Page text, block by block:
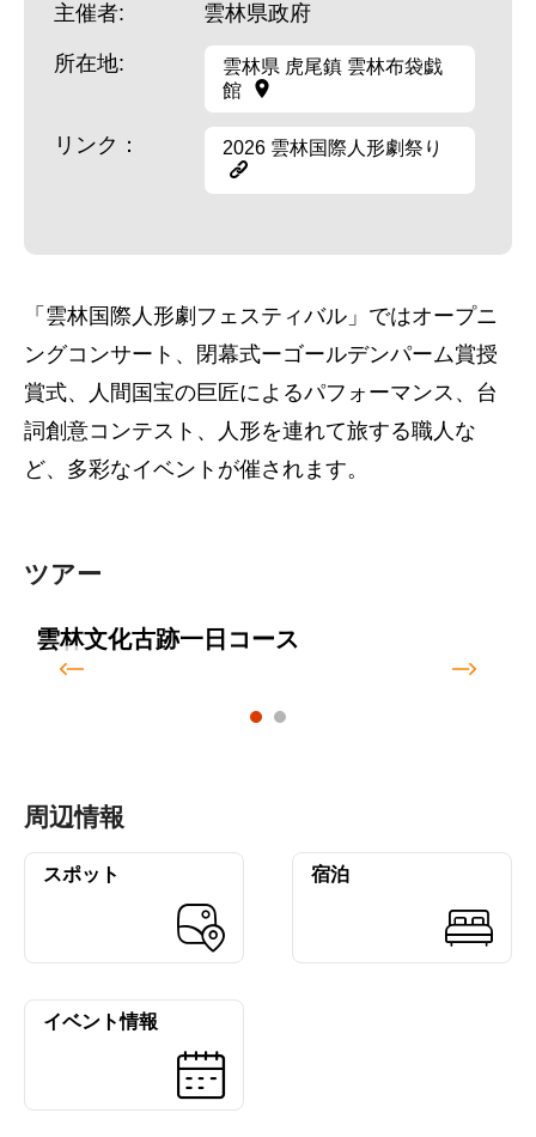
主催者: 雲林県政府
所在地:
雲林県 虎尾鎮 雲林布袋戯
館
リンク： 2026 雲林国際人形劇祭り
「雲林国際人形劇フェスティバル」ではオープニ
ングコンサート、閉幕式ーゴールデンパーム賞授
賞式、人間国宝の巨匠によるパフォーマンス、台
詞創意コンテスト、人形を連れて旅する職人な
ど、多彩なイベントが催されます。
ツアー
雲林文化古跡一日コース
周辺情報
スポット 宿泊
イベント情報